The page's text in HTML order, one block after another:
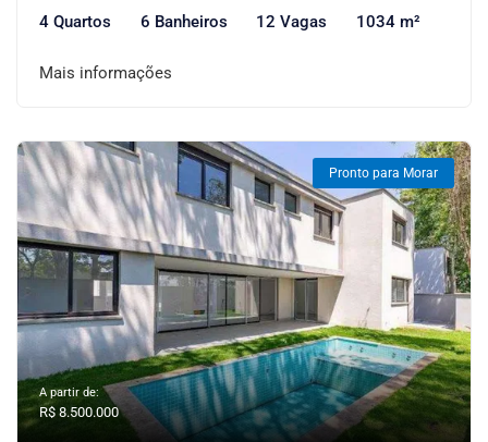
4 Quartos 6 Banheiros 12 Vagas 1034 m²
Mais informações
Pronto para Morar
A partir de:
R$ 8.500.000